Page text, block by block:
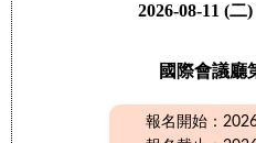
2026-08-11 (二
國際會議廳
報名開始：